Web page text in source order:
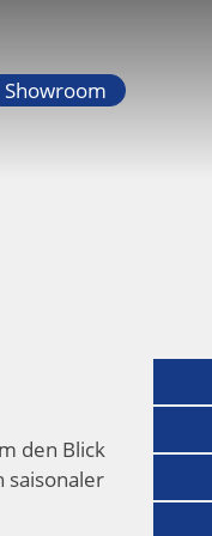
Showroom
den Blick
saisonaler